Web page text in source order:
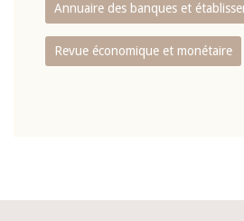
Annuaire des banques et
Revue économique et monétaire